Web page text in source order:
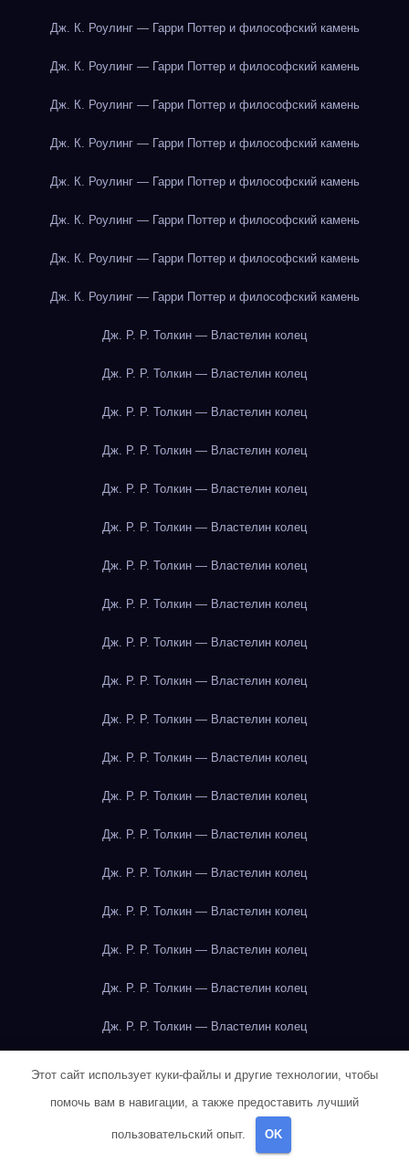
Дж. К. Роулинг — Гарри Поттер и философский камень
Дж. К. Роулинг — Гарри Поттер и философский камень
Дж. К. Роулинг — Гарри Поттер и философский камень
Дж. К. Роулинг — Гарри Поттер и философский камень
Дж. К. Роулинг — Гарри Поттер и философский камень
Дж. К. Роулинг — Гарри Поттер и философский камень
Дж. К. Роулинг — Гарри Поттер и философский камень
Дж. К. Роулинг — Гарри Поттер и философский камень
Дж. Р. Р. Толкин — Властелин колец
Дж. Р. Р. Толкин — Властелин колец
Дж. Р. Р. Толкин — Властелин колец
Дж. Р. Р. Толкин — Властелин колец
Дж. Р. Р. Толкин — Властелин колец
Дж. Р. Р. Толкин — Властелин колец
Дж. Р. Р. Толкин — Властелин колец
Дж. Р. Р. Толкин — Властелин колец
Дж. Р. Р. Толкин — Властелин колец
Дж. Р. Р. Толкин — Властелин колец
Дж. Р. Р. Толкин — Властелин колец
Дж. Р. Р. Толкин — Властелин колец
Дж. Р. Р. Толкин — Властелин колец
Дж. Р. Р. Толкин — Властелин колец
Дж. Р. Р. Толкин — Властелин колец
Дж. Р. Р. Толкин — Властелин колец
Дж. Р. Р. Толкин — Властелин колец
Дж. Р. Р. Толкин — Властелин колец
Дж. Р. Р. Толкин — Властелин колец
Дж. Р. Р. Толкин — Властелин колец
Дж. Р. Р. Толкин — Властелин колец
Этот сайт использует куки-файлы и другие технологии, чтобы
помочь вам в навигации, а также предоставить лучший
пользовательский опыт. OK